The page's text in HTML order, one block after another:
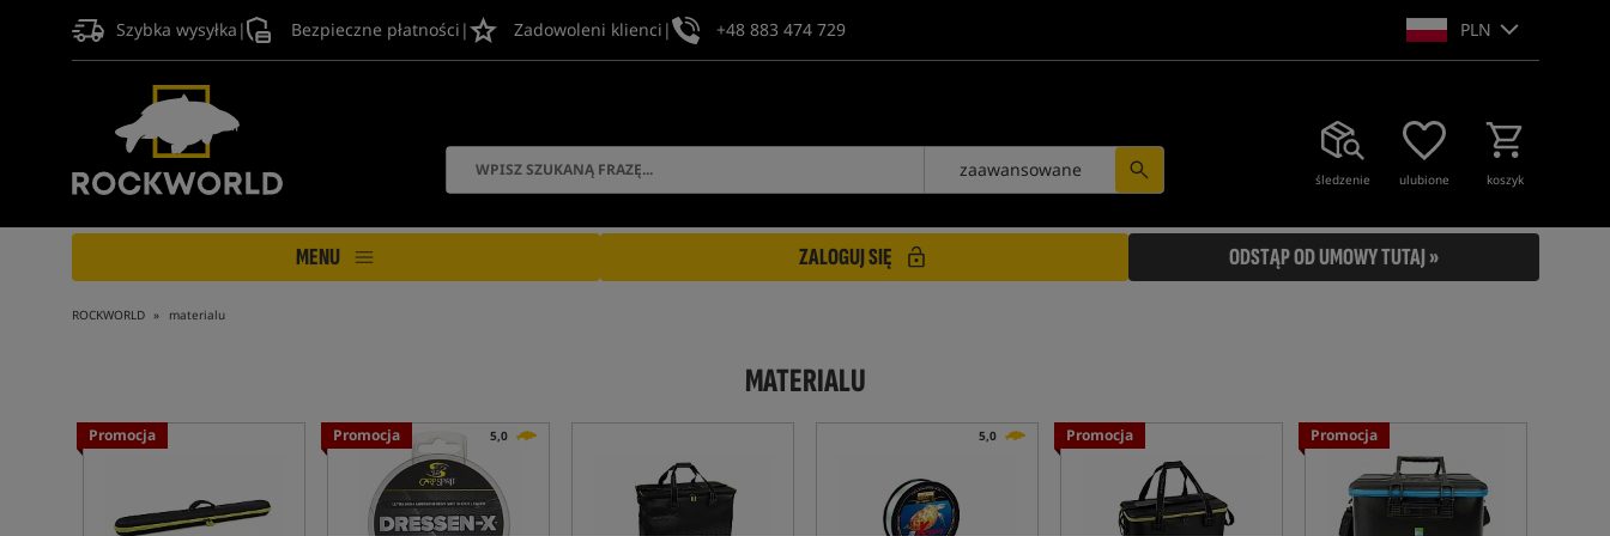
Szybka wysyłka | Bezpieczne płatności | Zadowoleni klienci | +48 883 474 729 PLN
śledzenie ulubione koszyk
zaawansowane
MENU ZALOGUJ SIĘ ODSTĄP OD UMOWY TUTAJ »
ROCKWORLD materialu
MATERIALU
Promocja Promocja 5,0 5,0 Promocja Promocja